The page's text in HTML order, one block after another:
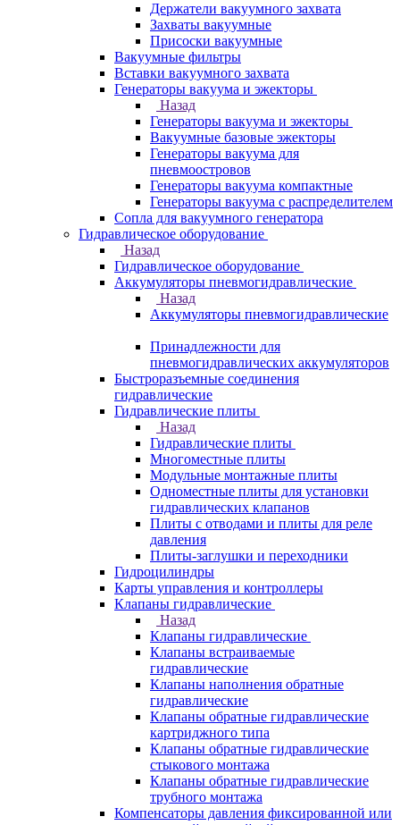
Держатели вакуумного захвата
Захваты вакуумные
Присоски вакуумные
Вакуумные фильтры
Вставки вакуумного захвата
Генераторы вакуума и эжекторы
Назад
Генераторы вакуума и эжекторы
Вакуумные базовые эжекторы
Генераторы вакуума для
пневмоостровов
Генераторы вакуума компактные
Генераторы вакуума с распределителем
Сопла для вакуумного генератора
Гидравлическое оборудование
Назад
Гидравлическое оборудование
Аккумуляторы пневмогидравлические
Назад
Аккумуляторы пневмогидравлические
Принадлежности для
пневмогидравлических аккумуляторов
Быстроразъемные соединения
гидравлические
Гидравлические плиты
Назад
Гидравлические плиты
Многоместные плиты
Модульные монтажные плиты
Одноместные плиты для установки
гидравлических клапанов
Плиты с отводами и плиты для реле
давления
Плиты-заглушки и переходники
Гидроцилиндры
Карты управления и контроллеры
Клапаны гидравлические
Назад
Клапаны гидравлические
Клапаны встраиваемые
гидравлические
Клапаны наполнения обратные
гидравлические
Клапаны обратные гидравлические
картриджного типа
Клапаны обратные гидравлические
стыкового монтажа
Клапаны обратные гидравлические
трубного монтажа
Компенсаторы давления фиксированной или